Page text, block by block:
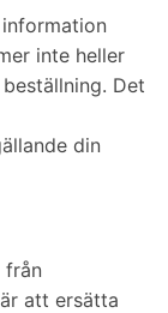
inte heller
Det
din
från
att ersätta